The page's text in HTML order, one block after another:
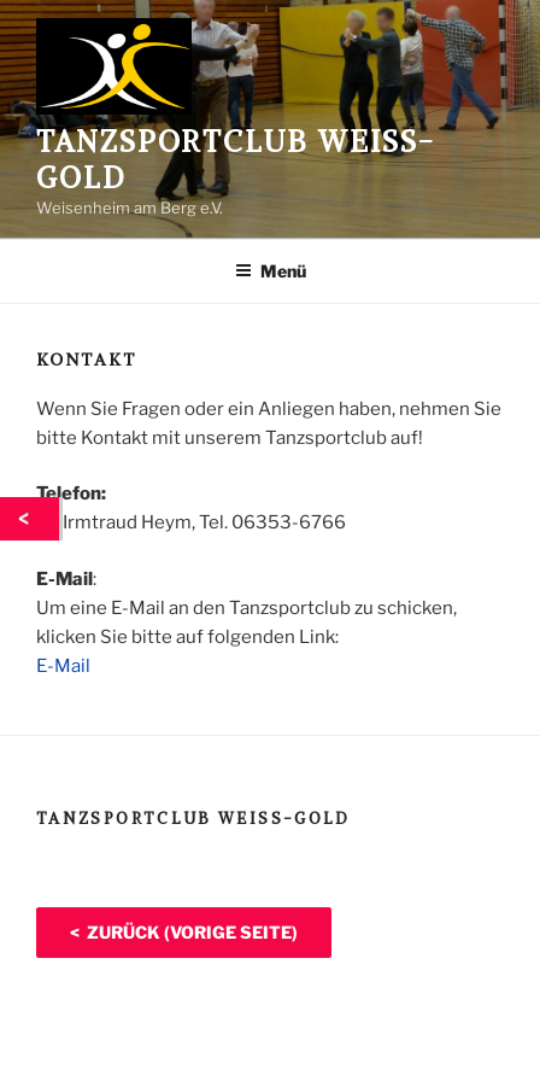
Zum
Inhalt
springen
TANZSPORTCLUB WEISS-G
OLD
Weisenheim am Berg e.V.
Menü
KONTAKT
Wenn Sie Fragen oder ein Anliegen haben, nehmen Sie
bitte Kontakt mit unserem Tanzsportclub auf!
Telefon:
Dr. Irmtraud Heym, Tel. 06353-6766
E-Mail:
Um eine E-Mail an den Tanzsportclub zu schicken,
klicken Sie bitte auf folgenden Link:
E-Mail
TANZSPORTCLUB WEISS-GOLD